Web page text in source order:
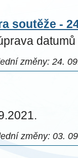
soutěže -
změny: 24.
změny: 03.